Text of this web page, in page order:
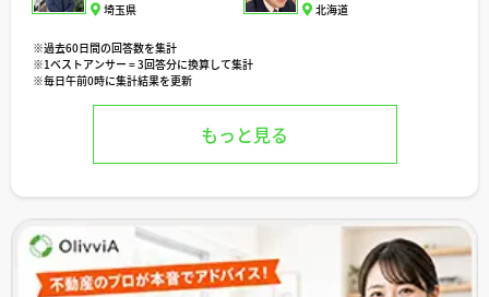
埼玉県
北海道
※過去60日間の回答数を集計
※1ベストアンサー = 3回答分に換算して集計
※毎日午前0時に集計結果を更新
もっと見る